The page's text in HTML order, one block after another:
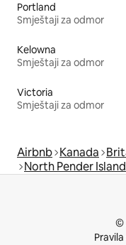
Portland
Smještaji za odmor
Kelowna
Smještaji za odmor
Victoria
Smještaji za odmor
Airbnb Kanada
North Pender Island
©